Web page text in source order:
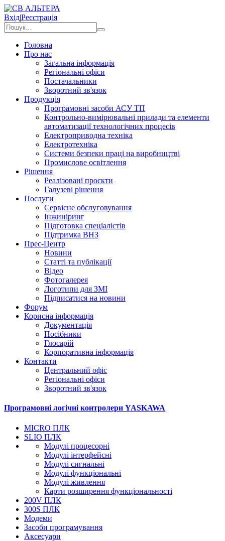
Вхід|Реєстрація
Головна
Про нас
Загальна інформація
Регіональні офіси
Постачальники
Зворотний зв'язок
Продукція
Програмовні засоби АСУ ТП
Контрольно-вимірювальні прилади та елементи
автоматизації технологічних процесів
Електроприводна техніка
Електротехніка
Системи безпеки праці на виробництві
Промислове освітлення
Рішення
Реалізовані проєкти
Галузеві рішення
Послуги
Сервісне обслуговування
Інжиніринг
Підготовка спеціалістів
Підтримка ВНЗ
Прес-Центр
Новини
Статті та публікації
Відео
Фотогалерея
Логотипи для ЗМІ
Підписатися на новини
Форум
Корисна інформація
Документація
Посібники
Глосарій
Корпоративна інформація
Контакти
Центральний офіс
Регіональні офіси
Зворотний зв'язок
Програмовні логічні контролери YASKAWA
MICRO ПЛК
SLIO ПЛК
Модулі процесорні
Модулі інтерфейсні
Модулі сигнальні
Модулі функціональні
Модулі живлення
Карти розширення функціональності
200V ПЛК
300S ПЛК
Модеми
Засоби програмування
Аксесуари